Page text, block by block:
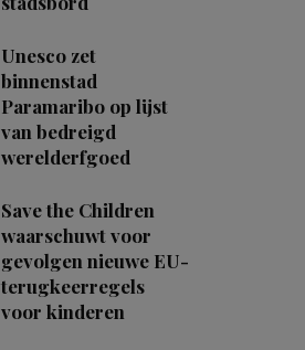
Unesco zet
binnenstad
Paramaribo op lijst
van bedreigd
werelderfgoed
Save the Children
waarschuwt voor
gevolgen nieuwe EU-
terugkeerregels
voor kinderen